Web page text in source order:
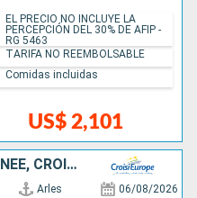
US$ 2,101
EL PRECIO NO INCLUYE LA
PERCEPCIÓN DEL 30% DE AFIP -
RG 5463
TARIFA NO REEMBOLSABLE
Comidas incluidas
UN PARFUM DE MÉDITERRANÉE, CROISIÈRE AUTHENTIQUE AU C½UR DE LA PROVENCE ET DE LA CAMARGUE
Arles 06/08/2026